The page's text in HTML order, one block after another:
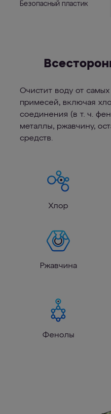
Безопасный пластик
Очистит воду от
примесей, включая
соединения (в т. ч.
металлы, ржавчину,
средств.
Хлор
Ржавчина
Фенолы